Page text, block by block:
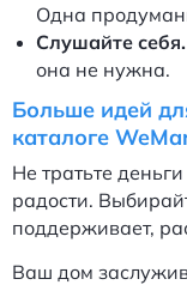
Одна
Слушайте себя.
она не нужна.
Больше идей
каталоге
Не тратьте
радости.
поддерживает,
Ваш дом